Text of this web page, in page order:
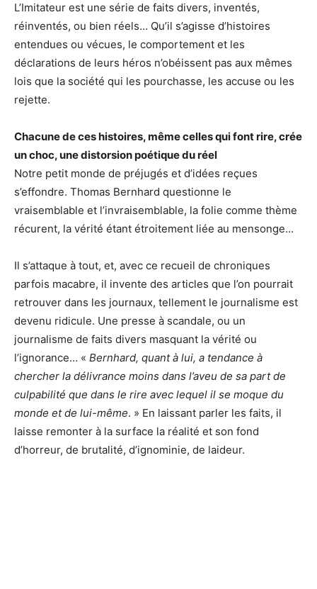
L’Imitateur est une série de faits divers, inventés,
réinventés, ou bien réels… Qu’il s’agisse d’histoires
entendues ou vécues, le comportement et les
déclarations de leurs héros n’obéissent pas aux mêmes
lois que la société qui les pourchasse, les accuse ou les
rejette.
Chacune de ces histoires, même celles qui font rire, crée
un choc, une distorsion poétique du réel
Notre petit monde de préjugés et d’idées reçues
s’effondre. Thomas Bernhard questionne le
vraisemblable et l’invraisemblable, la folie comme thème
récurent, la vérité étant étroitement liée au mensonge…
Il s’attaque à tout, et, avec ce recueil de chroniques
parfois macabre, il invente des articles que l’on pourrait
retrouver dans les journaux, tellement le journalisme est
devenu ridicule. Une presse à scandale, ou un
journalisme de faits divers masquant la vérité ou
l’ignorance… « Bernhard, quant à lui, a tendance à
chercher la délivrance moins dans l’aveu de sa part de
culpabilité que dans le rire avec lequel il se moque du
monde et de lui-même. » En laissant parler les faits, il
laisse remonter à la surface la réalité et son fond
d’horreur, de brutalité, d’ignominie, de laideur.